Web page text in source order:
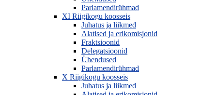
Parlamendirühmad
XI Riigikogu koosseis
Juhatus ja liikmed
Alatised ja erikomisjonid
Fraktsioonid
Delegatsioonid
Ühendused
Parlamendirühmad
X Riigikogu koosseis
Juhatus ja liikmed